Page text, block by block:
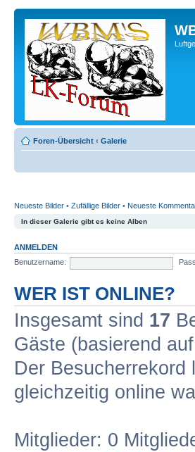
Foren-Übersicht ‹ Galerie
Neueste Bilder • Zufällige Bilder • Neueste
In dieser Galerie gibt es keine Alben
ANMELDEN
Benutzername:
WER IST ONLINE?
Insgesamt sind 17
Gäste (basierend
Der Besucherrekord
gleichzeitig online
Mitglieder: 0